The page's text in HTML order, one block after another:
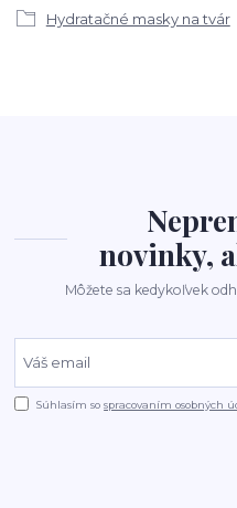
Hydratačné masky na tvár
novinky,
Môžete sa kedykoľvek
Súhlasím sospracovaním osobných